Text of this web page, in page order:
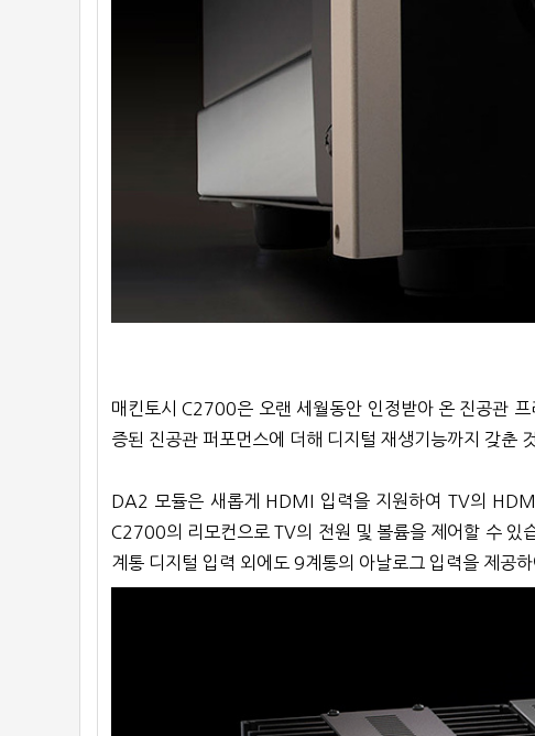
매킨토시 C2700은 오랜 세월동안 인정받아 온 진공관
증된 진공관 퍼포먼스에 더해 디지털 재생기능까지 갖
DA2 모듈은 새롭게 HDMI 입력을 지원하여 TV의
C2700의 리모컨으로 TV의 전원 및 볼륨을 제어할 수
계통 디지털 입력 외에도 9계통의 아날로그 입력을 제공